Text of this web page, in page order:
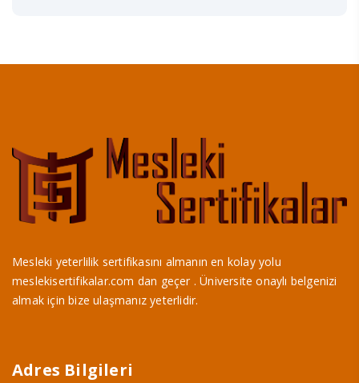
Mesleki yeterlilik sertifikasını almanın en kolay yolu
meslekisertifikalar.com dan geçer . Üniversite onaylı belgenizi
almak için bize ulaşmanız yeterlidir.
Adres Bilgileri